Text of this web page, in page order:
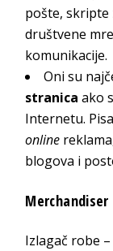
pošte, skripte
društvene
komunikacije.
Oni su
stranica ako
Internetu.
online
blogova i
Merchandiser
Izlagač robe